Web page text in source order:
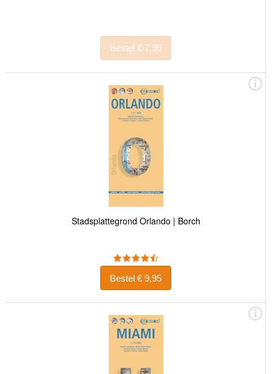
Bestel € 7,95
Stadsplattegrond Orlando | Borch
Bestel € 9,95